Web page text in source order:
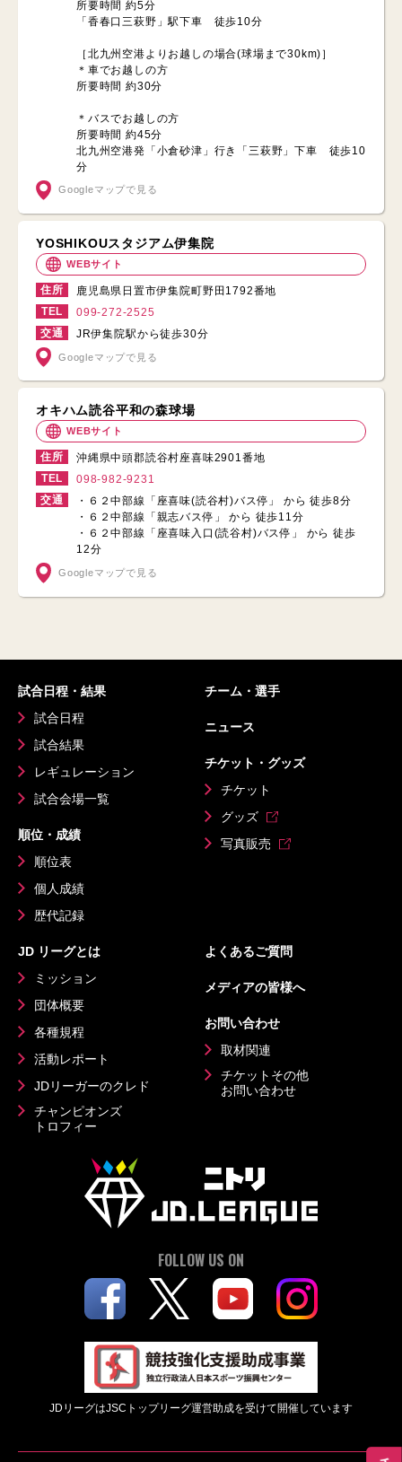
所要時間 約5分
「香春口三萩野」駅下車 徒歩10分
［北九州空港よりお越しの場合(球場まで30km)］
＊車でお越しの方
所要時間 約30分
＊バスでお越しの方
所要時間 約45分
北九州空港発「小倉砂津」行き「三萩野」下車 徒歩10
分
Googleマップで見る
YOSHIKOUスタジアム伊集院
WEBサイト
住所
鹿児島県日置市伊集院町野田1792番地
TEL
099-272-2525
交通
JR伊集院駅から徒歩30分
Googleマップで見る
オキハム読谷平和の森球場
WEBサイト
住所
沖縄県中頭郡読谷村座喜味2901番地
TEL
098-982-9231
交通
・６２中部線「座喜味(読谷村)バス停」 から 徒歩8分
・６２中部線「親志バス停」 から 徒歩11分
・６２中部線「座喜味入口(読谷村)バス停」 から 徒歩
12分
Googleマップで見る
試合日程・結果
試合日程
試合結果
レギュレーション
試合会場一覧
順位・成績
順位表
個人成績
歴代記録
チーム・選手
ニュース
チケット・グッズ
チケット
グッズ
写真販売
JD リーグとは
ミッション
団体概要
各種規程
活動レポート
JDリーガーのクレド
チャンピオンズ
トロフィー
よくあるご質問
メディアの皆様へ
お問い合わせ
取材関連
チケットその他
お問い合わせ
FOLLOW US ON
JDリーグはJSCトップリーグ運営助成を受けて開催しています